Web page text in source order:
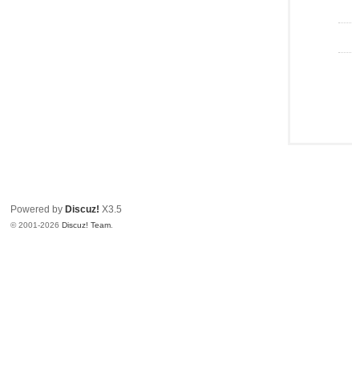
Powered by Discuz! X3.5
© 2001-2026Discuz! Team